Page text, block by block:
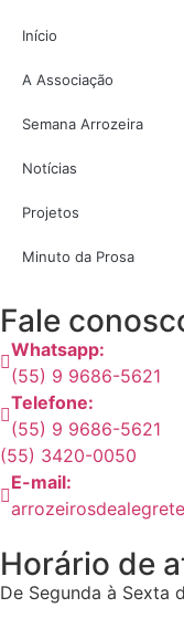
Início
A Associação
Semana Arrozeira
Notícias
Projetos
Minuto da Prosa
Fale
Whatsapp:
(55) 9 9686-5621
Telefone:
(55) 9 9686-5621
(55) 3420-0050
E-mail:
Horário de
De Segunda à Sexta